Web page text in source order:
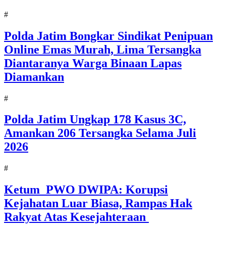
#
Polda Jatim Bongkar Sindikat Penipuan
Online Emas Murah, Lima Tersangka
Diantaranya Warga Binaan Lapas
Diamankan
#
Polda Jatim Ungkap 178 Kasus 3C,
Amankan 206 Tersangka Selama Juli
2026
#
Ketum PWO DWIPA: Korupsi
Kejahatan Luar Biasa, Rampas Hak
Rakyat Atas Kesejahteraan